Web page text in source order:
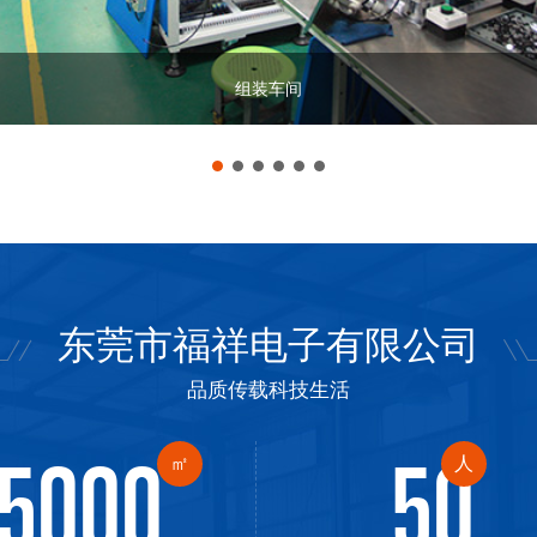
生产车间
东莞市福祥电子有限公司
品质传载科技生活
㎡ 50
人